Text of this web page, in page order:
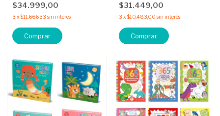
$34.999,00
3 x$11.666,33 sin interés
Comprar
$31.449,00
3 x$10.483,00 sin interés
Comprar